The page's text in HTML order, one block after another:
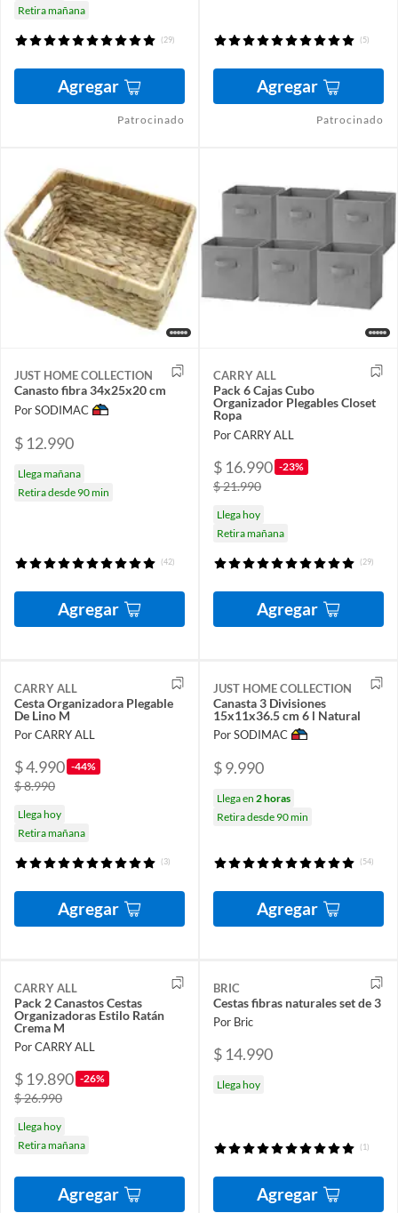
Retira mañana
(29)
Agregar
Patrocinado
(5)
Agregar
Patrocinado
JUST HOME COLLECTION
Canasto fibra 34x25x20 cm
Por SODIMAC
$ 12.990
Llega mañana
Retira desde 90 min
(42)
Agregar
CARRY ALL
Pack 6 Cajas Cubo
Organizador Plegables Closet
Ropa
Por CARRY ALL
$ 16.990 -23%
$ 21.990
Llega hoy
Retira mañana
(29)
Agregar
CARRY ALL
Cesta Organizadora Plegable
De Lino M
Por CARRY ALL
$ 4.990 -44%
$ 8.990
Llega hoy
Retira mañana
(3)
Agregar
JUST HOME COLLECTION
Canasta 3 Divisiones
15x11x36.5 cm 6 l Natural
Por SODIMAC
$ 9.990
Llega en 2 horas
Retira desde 90 min
(54)
Agregar
CARRY ALL
Pack 2 Canastos Cestas
Organizadoras Estilo Ratán
Crema M
Por CARRY ALL
$ 19.890 -26%
$ 26.990
Llega hoy
Retira mañana
Agregar
BRIC
Cestas fibras naturales set de 3
Por Bric
$ 14.990
Llega hoy
(1)
Agregar